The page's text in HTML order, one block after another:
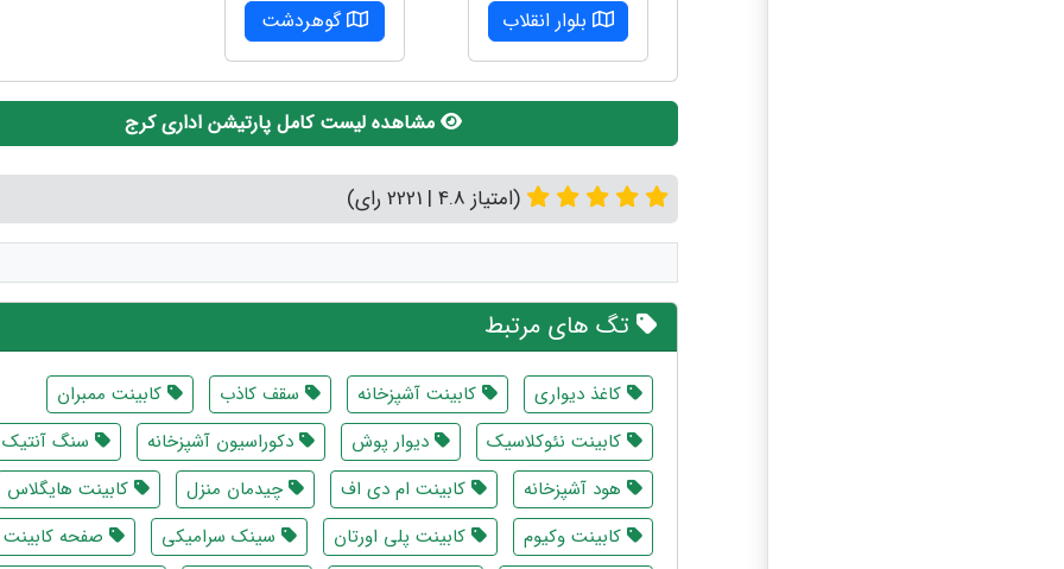
بلوار انقلاب گوهردشت
مشاهده لیست کامل پارتیشن اداری کرج
(امتیاز 4.8 | 2221 رای)
تگ های مرتبط
کاغذ دیواری کابینت آشپزخانه سقف کاذب
کابینت ممبران
کابینت نئوکلاسیک
دیوار پوش دکوراسیون آشپزخانه
سنگ آنتیک
هود آشپزخانه
کابینت ام دی اف چیدمان منزل
کابینت هایگلاس
کابینت وکیوم
کابینت پلی اورتان سینک سرامیکی
صفحه